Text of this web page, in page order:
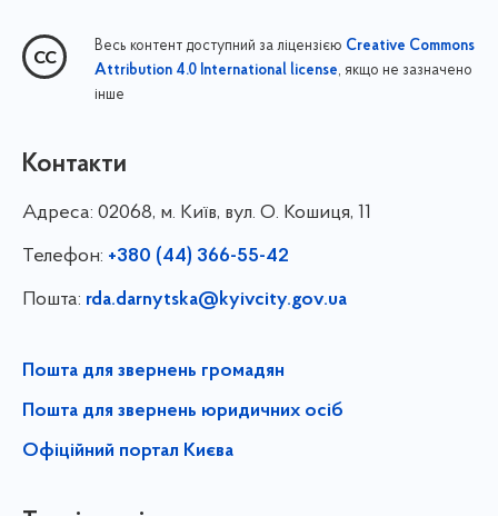
Весь контент доступний за ліцензією Creative Commons
Attribution 4.0 International license, якщо не зазначено
інше
Контакти
Адреса: 02068, м. Київ, вул. О. Кошиця, 11
Телефон: +380 (44) 366-55-42
Пошта: rda.darnytska@kyivcity.gov.ua
Пошта для звернень громадян
Пошта для звернень юридичних осіб
Офіційний портал Києва